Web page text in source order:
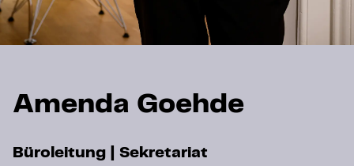
Amenda Goehde
Büroleitung | Sekretariat